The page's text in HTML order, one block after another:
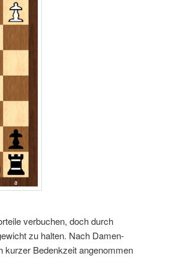
verbuchen, doch durch
zu halten. Nach Damen-
kurzer Bedenkzeit angenommen